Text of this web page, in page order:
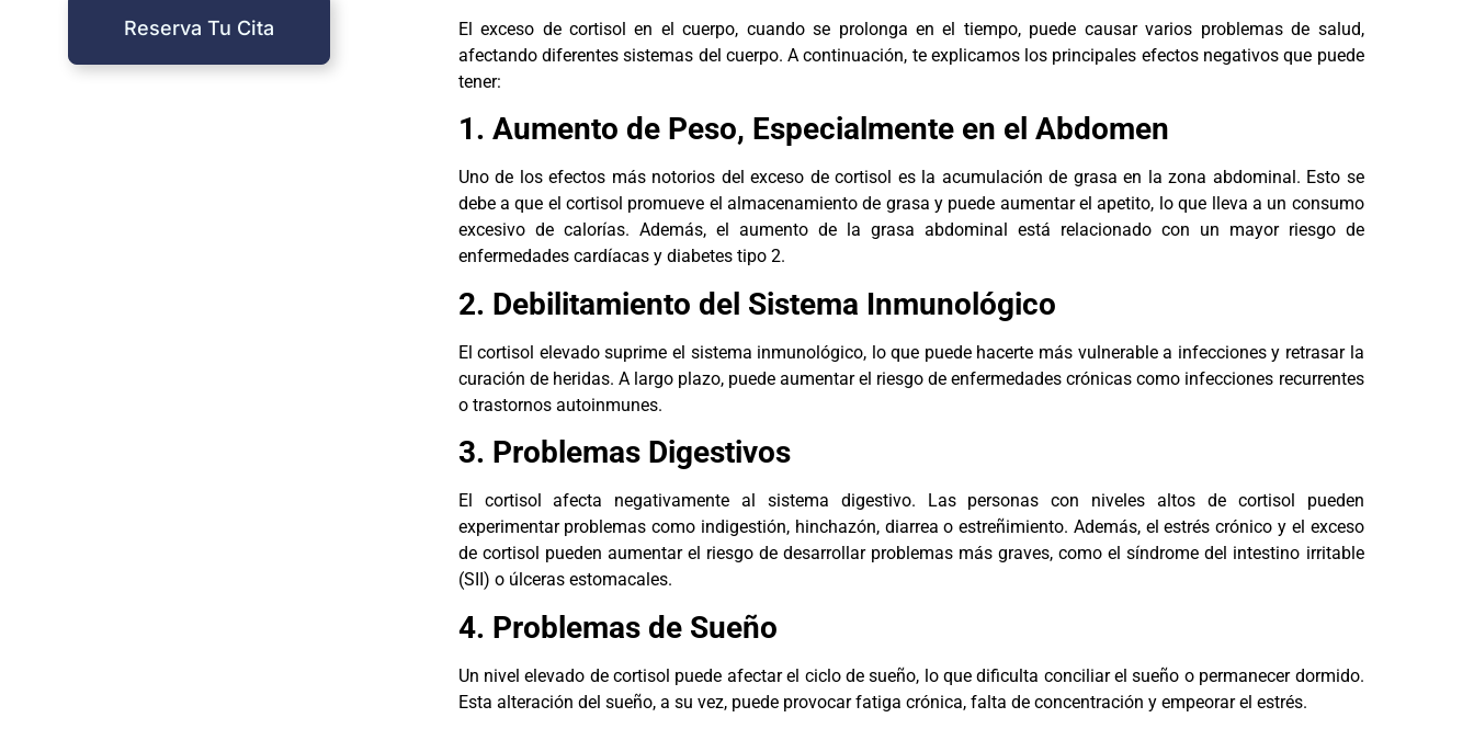
Reserva Tu Cita
El exceso de cortisol en el cuerpo, cuando se prolonga en el tiempo, puede causar varios problemas de salud,
afectando diferentes sistemas del cuerpo. A continuación, te explicamos los principales efectos negativos que puede
tener:
1. Aumento de Peso, Especialmente en el Abdomen
Uno de los efectos más notorios del exceso de cortisol es la acumulación de grasa en la zona abdominal. Esto se
debe a que el cortisol promueve el almacenamiento de grasa y puede aumentar el apetito, lo que lleva a un consumo
excesivo de calorías. Además, el aumento de la grasa abdominal está relacionado con un mayor riesgo de
enfermedades cardíacas y diabetes tipo 2.
2. Debilitamiento del Sistema Inmunológico
El cortisol elevado suprime el sistema inmunológico, lo que puede hacerte más vulnerable a infecciones y retrasar la
curación de heridas. A largo plazo, puede aumentar el riesgo de enfermedades crónicas como infecciones recurrentes
o trastornos autoinmunes.
3. Problemas Digestivos
El cortisol afecta negativamente al sistema digestivo. Las personas con niveles altos de cortisol pueden
experimentar problemas como indigestión, hinchazón, diarrea o estreñimiento. Además, el estrés crónico y el exceso
de cortisol pueden aumentar el riesgo de desarrollar problemas más graves, como el síndrome del intestino irritable
(SII) o úlceras estomacales.
4. Problemas de Sueño
Un nivel elevado de cortisol puede afectar el ciclo de sueño, lo que dificulta conciliar el sueño o permanecer dormido.
Esta alteración del sueño, a su vez, puede provocar fatiga crónica, falta de concentración y empeorar el estrés.